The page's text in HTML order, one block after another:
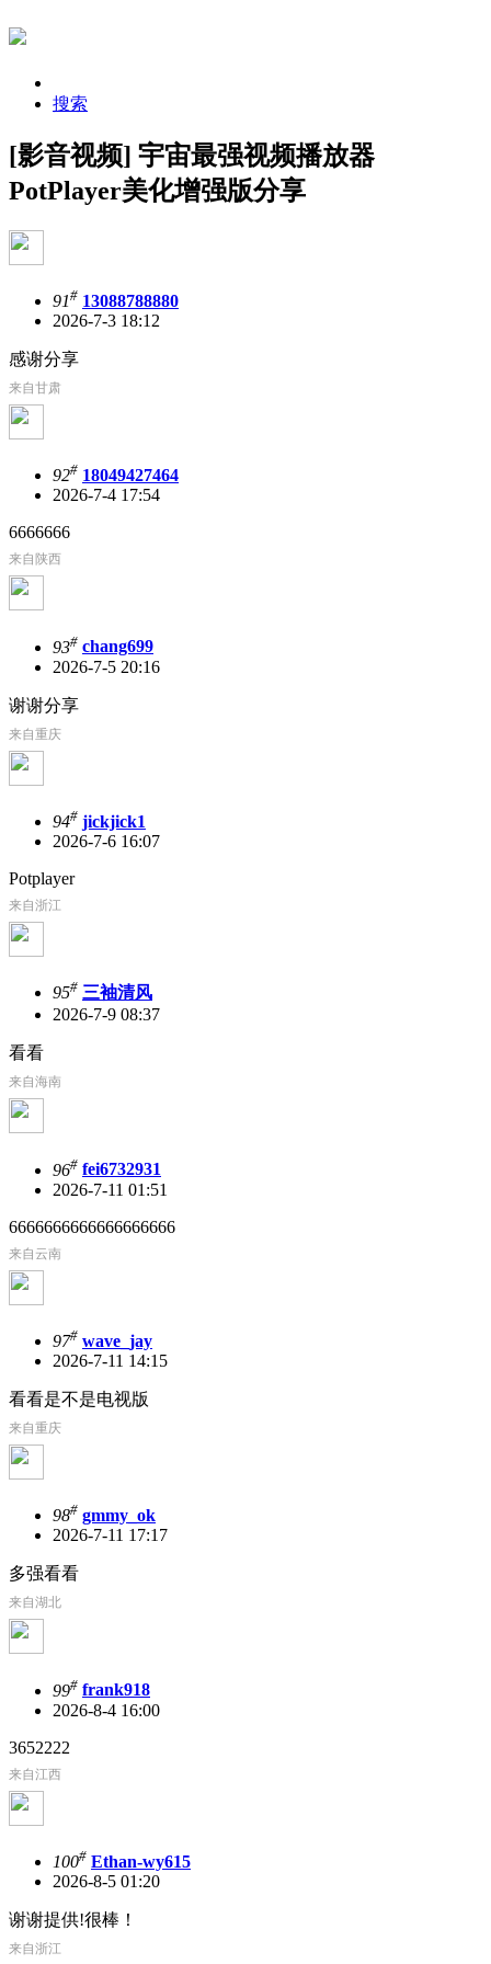
搜索
[影音视频] 宇宙最强视频播放器
PotPlayer美化增强版分享
91# 13088788880
2026-7-3 18:12
感谢分享
来自甘肃
92# 18049427464
2026-7-4 17:54
6666666
来自陕西
93# chang699
2026-7-5 20:16
谢谢分享
来自重庆
94# jickjick1
2026-7-6 16:07
‌Potplayer
来自浙江
95# 三袖清风
2026-7-9 08:37
看看
来自海南
96# fei6732931
2026-7-11 01:51
6666666666666666666
来自云南
97# wave_jay
2026-7-11 14:15
看看是不是电视版
来自重庆
98# gmmy_ok
2026-7-11 17:17
多强看看
来自湖北
99# frank918
2026-8-4 16:00
3652222
来自江西
100# Ethan-wy615
2026-8-5 01:20
谢谢提供!很棒！
来自浙江